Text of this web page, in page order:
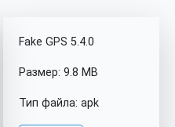
Fake GPS 5.4.0
Размер: 9.8 MB
Тип файла: apk